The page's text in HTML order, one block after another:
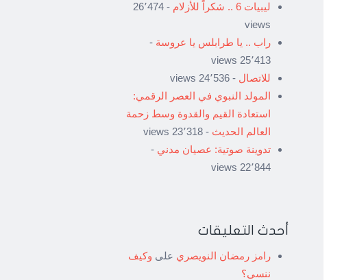
ليبيات 6 .. شكراً للأزلام
- 26٬474
views
راب .. يا طرابلس يا عروسة -
25٬413 views
للاتصال - 24٬536 views
المولد النبوي في العصر الرقمي:
استعادة القيم والقدوة وسط زحمة
العالم الحديث - 23٬318 views
تدوينة صوتية: عصيان مدني -
22٬844 views
أحدث التعليقات
رامز رمضان النويصري على وكيف
ننسى؟